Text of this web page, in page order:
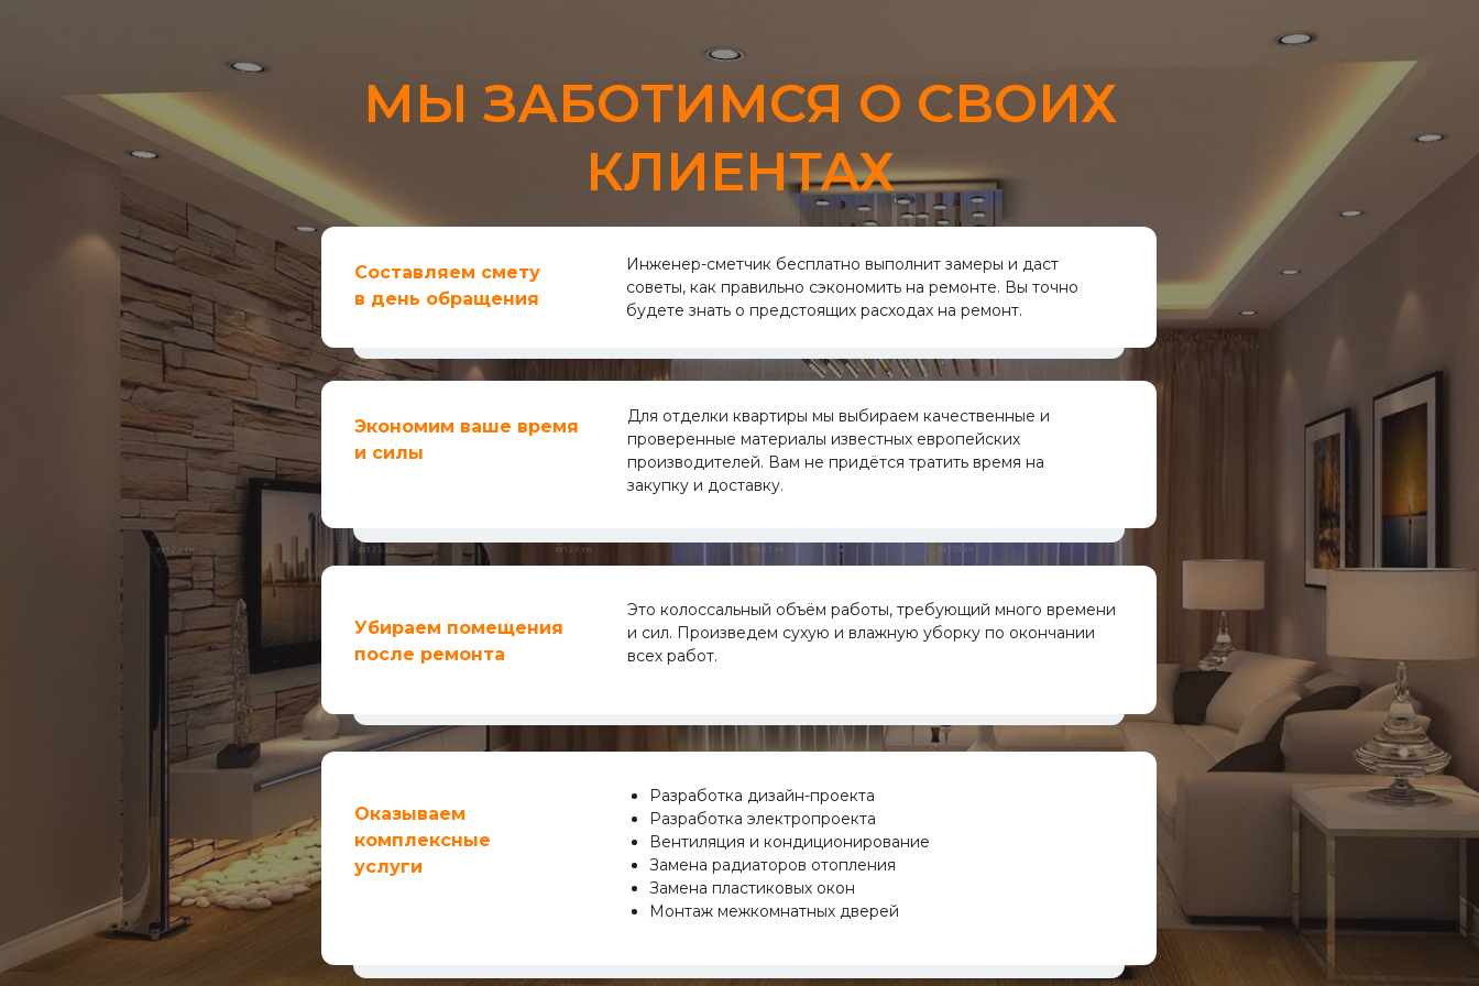
МЫ ЗАБОТИМСЯ О СВОИХ
КЛИЕНТАХ
Составляем смету
в день обращения
Инженер-сметчик бесплатно выполнит замеры и даст
советы, как правильно сэкономить на ремонте. Вы точно
будете знать о предстоящих расходах на ремонт.
Экономим ваше время
и силы
Для отделки квартиры мы выбираем качественные и
проверенные материалы известных европейских
производителей. Вам не придётся тратить время на
закупку и доставку.
Убираем помещения
после ремонта
Это колоссальный объём работы, требующий много времени
и сил. Произведем сухую и влажную уборку по окончании
всех работ.
Оказываем
комплексные
услуги
Разработка дизайн-проекта
Разработка электропроекта
Вентиляция и кондиционирование
Замена радиаторов отопления
Замена пластиковых окон
Монтаж межкомнатных дверей